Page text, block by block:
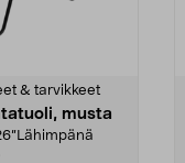
& tarvikkeet
musta